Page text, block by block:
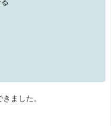
ました。